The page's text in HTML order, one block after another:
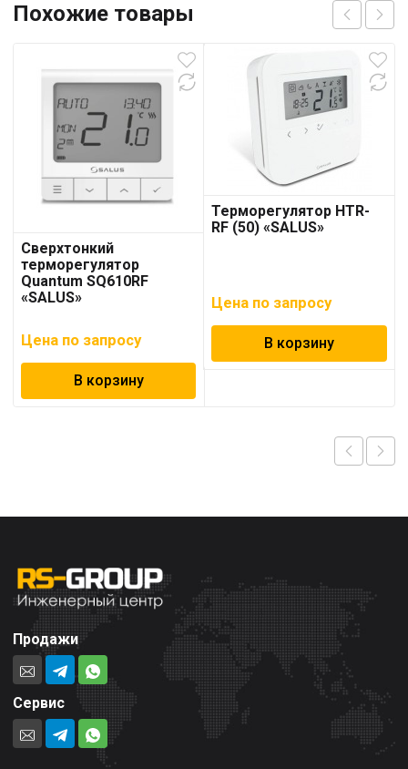
Похожие товары
Сверхтонкий
терморегулятор
Quantum SQ610RF
«SALUS»
Цена по запросу
В корзину
Терморегулятор HTR-
RF (50) «SALUS»
Цена по запросу
В корзину
Продажи
Сервис